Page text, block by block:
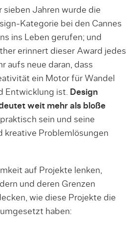
sieben Jahren wurde die
Kategorie bei den Cannes
ins Leben gerufen; und
erinnert dieser Award jedes
aufs neue daran, dass
ein Motor für Wandel
Entwicklung ist. Design
weit mehr als bloße
sein und seine
kreative Problemlösungen
auf Projekte lenken,
und deren Grenzen
wie diese Projekte die
haben: